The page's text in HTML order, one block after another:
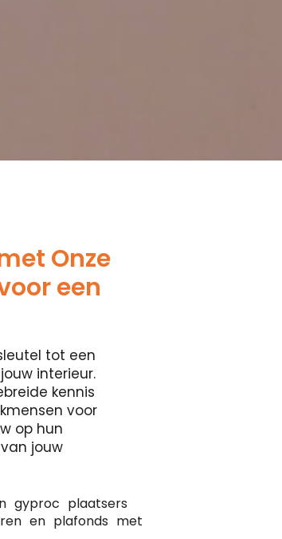
Onze
een
tot een
interieur.
kennis
voor
op hun
jouw
gyproc plaatsers
en plafonds met